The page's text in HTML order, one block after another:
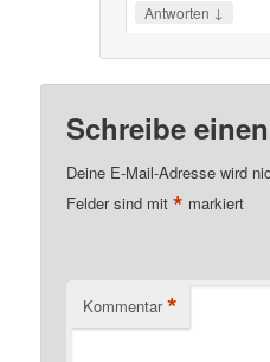
Antworten ↓
Schreibe
Deine E-Mail-Adresse wird
Felder sind mit* markiert
Kommentar *